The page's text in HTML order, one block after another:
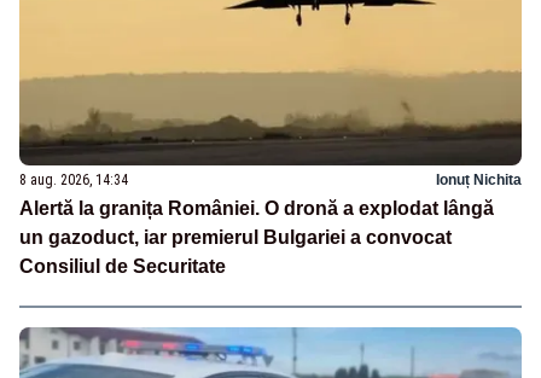
8 aug. 2026, 14:34 Ionuț Nichita
Alertă la granița României. O dronă a explodat lângă
un gazoduct, iar premierul Bulgariei a convocat
Consiliul de Securitate